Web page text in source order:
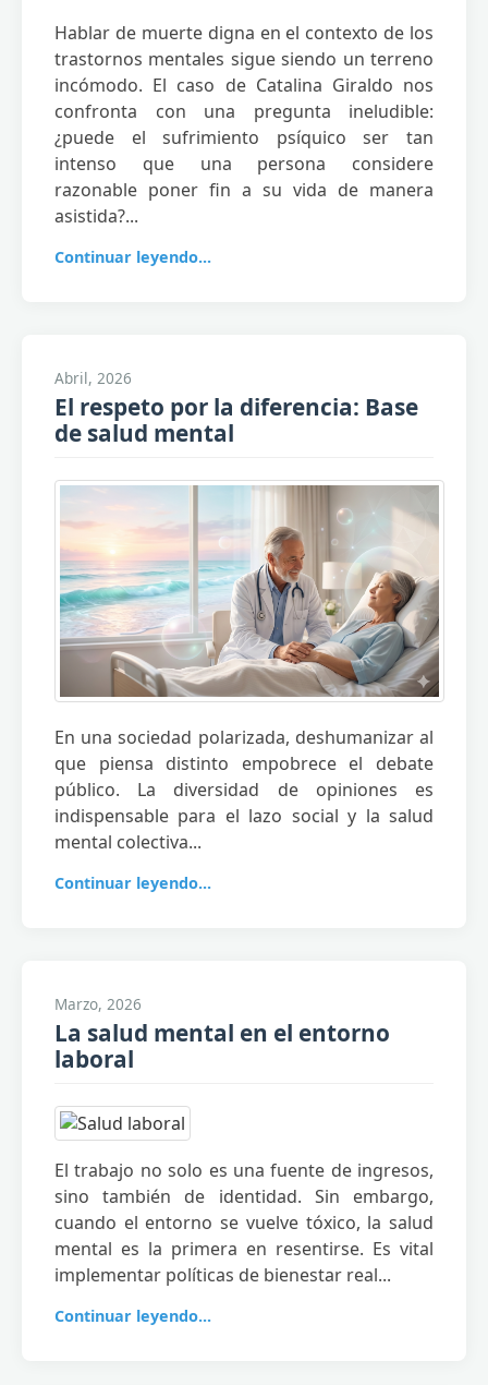
Hablar de muerte digna en el contexto de los
trastornos mentales sigue siendo un terreno
incómodo. El caso de Catalina Giraldo nos
confronta con una pregunta ineludible:
¿puede el sufrimiento psíquico ser tan
intenso que una persona considere
razonable poner fin a su vida de manera
asistida?...
Continuar leyendo...
Abril, 2026
El respeto por la diferencia: Base
de salud mental
En una sociedad polarizada, deshumanizar al
que piensa distinto empobrece el debate
público. La diversidad de opiniones es
indispensable para el lazo social y la salud
mental colectiva...
Continuar leyendo...
Marzo, 2026
La salud mental en el entorno
laboral
El trabajo no solo es una fuente de ingresos,
sino también de identidad. Sin embargo,
cuando el entorno se vuelve tóxico, la salud
mental es la primera en resentirse. Es vital
implementar políticas de bienestar real...
Continuar leyendo...